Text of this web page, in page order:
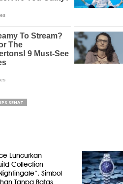
SEHAT
Luncurkan
Collection
Simbol
Tanpa Batas